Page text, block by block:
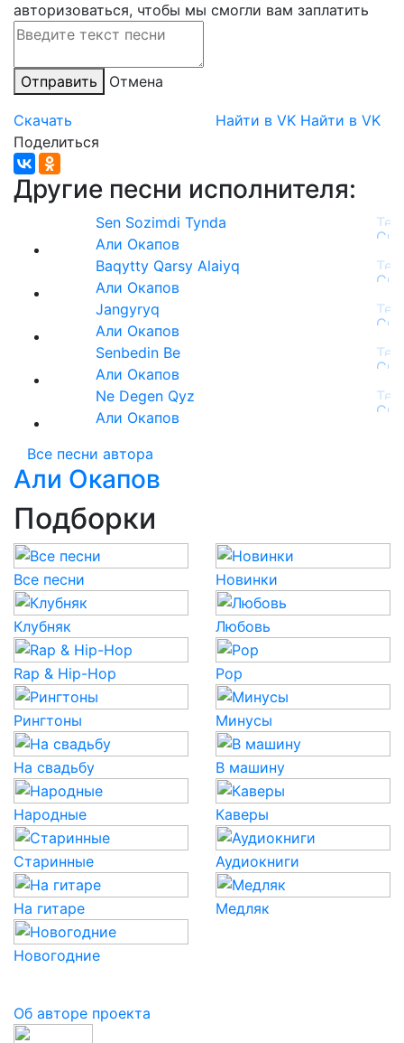
авторизоваться, чтобы мы смогли вам заплатить
Отправить Отмена
Скачать Найти в VK Найти в VK
Поделиться
Другие песни исполнителя:
Sen Sozimdi Tynda
Али Окапов
Baqytty Qarsy Alaiyq
Али Окапов
Jangyryq
Али Окапов
Senbedin Be
Али Окапов
Ne Degen Qyz
Али Окапов
Все песни автора
Али Окапов
Подборки
Все песни Новинки
Клубняк Любовь
Rap & Hip-Hop Pop
Рингтоны Минусы
На свадьбу В машину
Народные Каверы
Старинные Аудиокниги
На гитаре Медляк
Новогодние
Об авторе проекта